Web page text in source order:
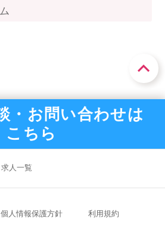
・お問い合わせは
こちら
求人一覧
個人情報保護方針 利用規約